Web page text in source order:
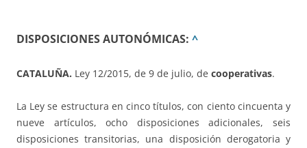
DISPOSICIONES AUTONÓMICAS: ^
CATALUÑA. Ley 12/2015, de 9 de julio, de cooperativas.
La Ley se estructura en cinco títulos, con ciento cincuenta y
nueve artículos, ocho disposiciones adicionales, seis
disposiciones transitorias, una disposición derogatoria y